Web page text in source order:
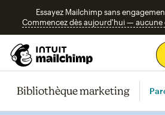
Essayez Mailchimp sans
Commencez dès aujourd'hui — aucune
Bibliothèque marketing